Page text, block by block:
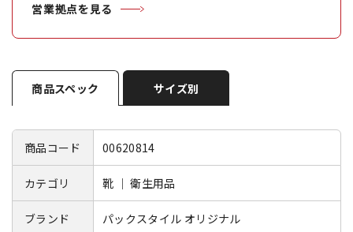
営業拠点を見る
商品スペック サイズ別
商品コード 00620814
カテゴリ 靴 ｜ 衛生用品
ブランド パックスタイル オリジナル